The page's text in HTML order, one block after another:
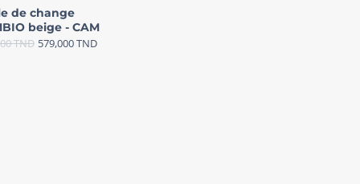
de change
beige - CAM
TND 579,000TND